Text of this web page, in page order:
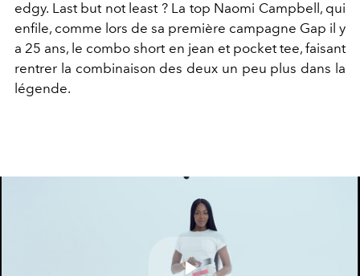
edgy. Last but not least ? La top Naomi Campbell, qui
enfile, comme lors de sa première campagne Gap il y
a 25 ans, le combo short en jean et pocket tee, faisant
rentrer la combinaison des deux un peu plus dans la
légende.